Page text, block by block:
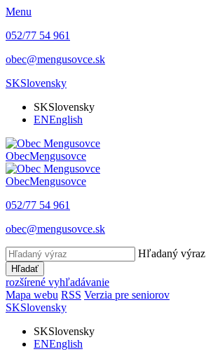
Menu
052/77 54 961
obec@mengusovce.sk
SKSlovensky
SKSlovensky
ENEnglish
ObecMengusovce
ObecMengusovce
052/77 54 961
obec@mengusovce.sk
Hľadaný výraz
Hľadať
rozšírené vyhľadávanie
Mapa webu RSS Verzia pre seniorov
SKSlovensky
SKSlovensky
ENEnglish